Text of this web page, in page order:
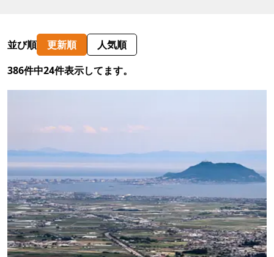
並び順 更新順
人気順
386件中24件表示してます。